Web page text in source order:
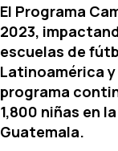
El Programa
2023,
escuelas de
Latinoamérica
programa
1,800 niñas en
Guatemala.